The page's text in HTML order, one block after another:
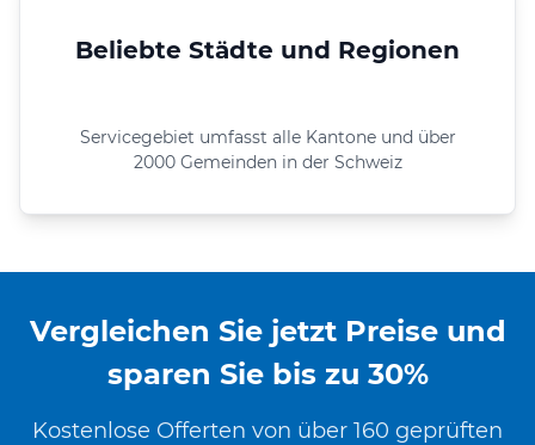
Beliebte Städte und Regionen
Servicegebiet umfasst alle Kantone und über
2000 Gemeinden in der Schweiz
Vergleichen Sie jetzt Preise und
sparen Sie bis zu 30%
Kostenlose Offerten von über 160 geprüften